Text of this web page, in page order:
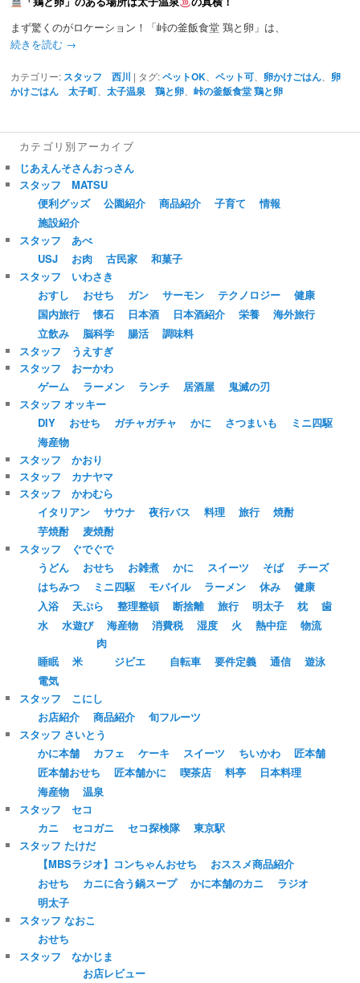
まず驚くのがロケーション！「峠の釜飯食堂 鶏と卵」は、
続きを読む →
カテゴリー: スタッフ 西川 | タグ: ペットOK 、ペット可 卵かけごはん
卵
かけごはん 太子町、太子温泉 鶏と卵 、峠の釜飯食堂 鶏と卵
カテゴリ別アーカイブ
じあえんそさんおっさん
スタッフ MATSU
便利グッズ
公園紹介 商品紹介 子育て
情報
施設紹介
スタッフ あべ
USJ
お肉 古民家
和菓子
スタッフ いわさき
おすし
おせち ガン サーモン テクノロジー
健康
国内旅行
懐石 日本酒 日本酒紹介 栄養
海外旅行
立飲み
脳科学 腸活
調味料
スタッフ うえすぎ
スタッフ おーかわ
ゲーム
ラーメン ランチ 居酒屋
鬼滅の刃
スタッフ オッキー
DIY
おせち ガチャガチャ かに さつまいも
ミニ四駆
海産物
スタッフ かおり
スタッフ カナヤマ
スタッフ かわむら
イタリアン
サウナ 夜行バス 料理 旅行
焼酎
芋焼酎
麦焼酎
スタッフ ぐでぐで
うどん
おせち お雑煮 かに スイーツ そば
チーズ
はちみつ
ミニ四駆 モバイル ラーメン 休み
健康
入浴
天ぷら 整理整頓 断捨離 旅行 明太子 枕
歯
水
水遊び 海産物 消費税 湿度 火 熱中症 物流
睡眠 米
肉
ジビエ
自転車 要件定義 通信
遊泳
電気
スタッフ こにし
お店紹介
商品紹介
旬フルーツ
スタッフ さいとう
かに本舗
カフェ ケーキ スイーツ ちいかわ
匠本舗
匠本舗おせち
匠本舗かに 喫茶店 料亭
日本料理
海産物
温泉
スタッフ セコ
カニ
セコガニ セコ探検隊
東京駅
スタッフ たけだ
【MBSラジオ】コンちゃんおせち
おススメ商品紹介
おせち
カニに合う鍋スープ かに本舗のカニ
ラジオ
明太子
スタッフ なおこ
おせち
スタッフ なかじま
お店レビュー